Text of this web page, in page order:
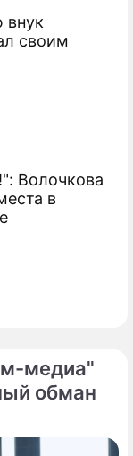
внук
своим
Волочкова
в
медиа"
обман